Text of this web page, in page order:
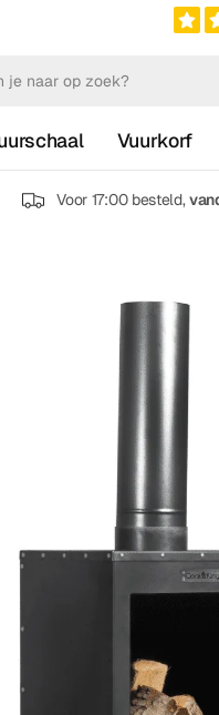
Vuurkorf
Voor 17:00 besteld,